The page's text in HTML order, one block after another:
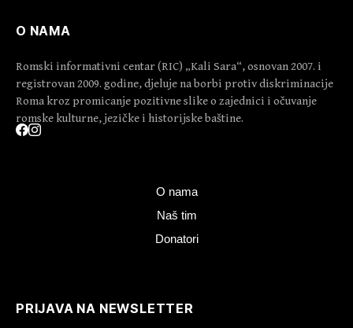
O NAMA
Romski informativni centar (RIC) „Kali Sara“, osnovan 2007. i
registrovan 2009. godine, djeluje na borbi protiv diskriminacije
Roma kroz promicanje pozitivne slike o zajednici i očuvanje
romske kulturne, jezičke i historijske baštine.
O nama
Naš tim
Donatori
PRIJAVA NA NEWSLETTER